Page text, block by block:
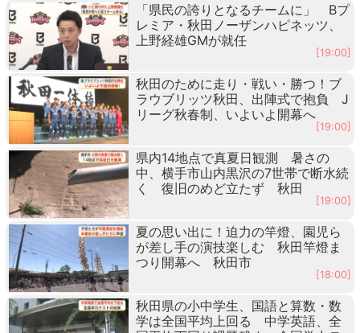
「県民の誇りとなるチームに」 Bプ
レミア・秋田ノーザンハピネッツ、
上野経雄GMが就任
[19:00]
秋田のために走り・戦い・勝つ！ブ
ラウブリッツ秋田、出陣式で抱負 J
リーグ秋春制、いよいよ開幕へ
[19:00]
県内14地点で真夏日観測 暑さの
中、横手市山内黒沢の7世帯で断水続
く 復旧のめど立たず 秋田
[19:00]
夏の思い出に！迫力の竿燈、園児ら
が差し手の演技楽しむ 秋田竿燈ま
つり開幕へ 秋田市
[18:00]
秋田県の小中学生、国語と算数・数
学は全国平均上回る 中学英語、全